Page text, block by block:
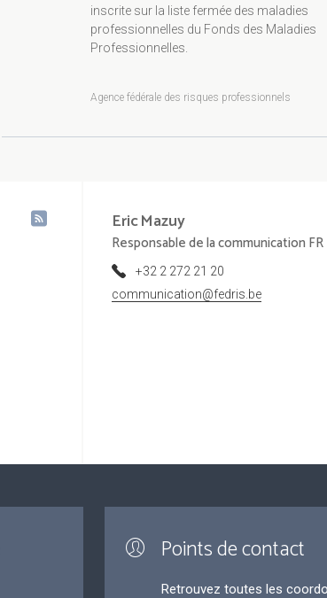
inscrite sur la liste fermée des maladies
professionnelles du Fonds des Maladies
Professionnelles.
Agence fédérale des risques professionnels
EricMazuy
Responsable de la communication FR
+32 2 272 21 20
communication@fedris.be
Points de contact
Retrouvez toutes les